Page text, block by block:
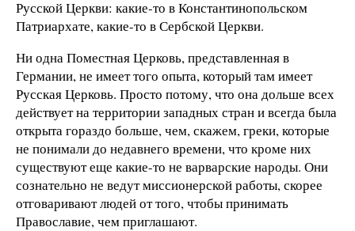
Русской Церкви: какие-то в Константинопольском
Патриархате, какие-то в Сербской Церкви.
Ни одна Поместная Церковь, представленная в
Германии, не имеет того опыта, который там имеет
Русская Церковь. Просто потому, что она дольше всех
действует на территории западных стран и всегда была
открыта гораздо больше, чем, скажем, греки, которые
не понимали до недавнего времени, что кроме них
существуют еще какие-то не варварские народы. Они
сознательно не ведут миссионерской работы, скорее
отговаривают людей от того, чтобы принимать
Православие, чем приглашают.